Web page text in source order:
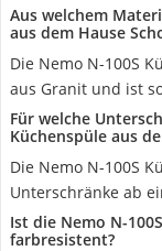
Aus welchem
aus dem Hause
Die Nemo N-100S
aus Granit und ist
Für welche
Küchenspüle aus
Die Nemo N-100S
Unterschränke ab
Ist die Nemo N-
farbresistent?